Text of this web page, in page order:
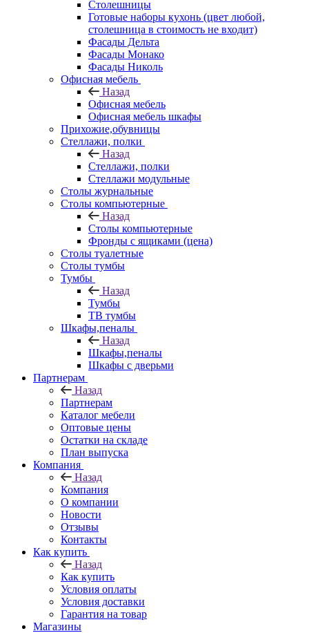
Столешницы
Готовые наборы кухонь (цвет любой,
столешница в стоимость не входит)
Фасады Дельта
Фасады Монако
Фасады Николь
Офисная мебель
Назад
Офисная мебель
Офисная мебель шкафы
Прихожие,обувницы
Стеллажи, полки
Назад
Стеллажи, полки
Стеллажи модульные
Столы журнальные
Столы компьютерные
Назад
Столы компьютерные
Фронды с ящиками (цена)
Столы туалетные
Столы тумбы
Тумбы
Назад
Тумбы
ТВ тумбы
Шкафы,пеналы
Назад
Шкафы,пеналы
Шкафы с дверьми
Партнерам
Назад
Партнерам
Каталог мебели
Оптовые цены
Остатки на складе
План выпуска
Компания
Назад
Компания
О компании
Новости
Отзывы
Контакты
Как купить
Назад
Как купить
Условия оплаты
Условия доставки
Гарантия на товар
Магазины